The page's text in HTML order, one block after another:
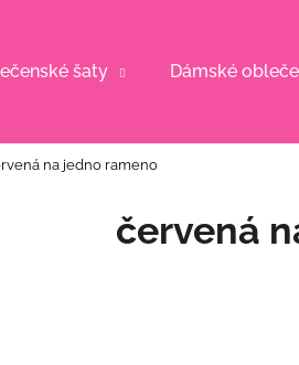
šaty Dámské
na jedno rameno
červená